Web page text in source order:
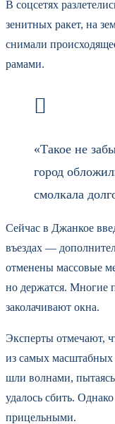
В соцсетях
зенитных ракет, на
снимали
рамами.
«Такое не
город
смолкала
Сейчас в Джанкое
въездах —
отменены массовые
но держатся. Многие
заколачивают окна.
Эксперты отмечают,
из самых масштабных
шли волнами,
удалось сбить.
прицельными.